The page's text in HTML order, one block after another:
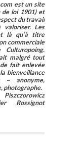
est un site
de loi 1901) et
du travail
valoriser. Les
là qu’à titre
commerciale
malgré tout
fait enlevée
bienveillance
– anonyme,
photographe.
Rossignot